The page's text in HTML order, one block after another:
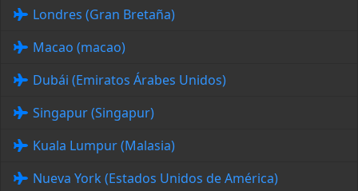
Londres (Gran Bretaña)
Macao (macao)
Dubái (Emiratos Árabes Unidos)
Singapur (Singapur)
Kuala Lumpur (Malasia)
Nueva York (Estados Unidos de América)